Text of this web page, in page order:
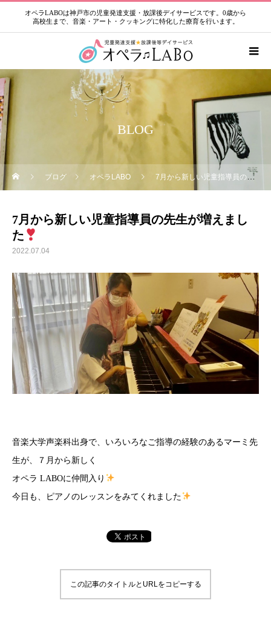
オペラLABOは神戸市の児童発達支援・放課後デイサービスです。0歳から
高校生まで、音楽・アート・クッキングに特化した療育を行います。
BLOG
ブログ オペラLABO 7月から新しい児童指導員の先生が増えました
7月から新しい児童指導員の先生が増えまし
た
2022.07.04
音楽大学声楽科出身で、いろいろなご指導の経験のあるマーミ先
生が、７月から新しく
オペラ LABOに仲間入り
今日も、ピアノのレッスンをみてくれました
この記事のタイトルとURLをコピーする